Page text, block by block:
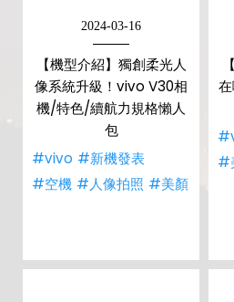
2024-03-16
【機型介紹】獨創柔光人
像系統升級！vivo V30相
機/特色/續航力規格懶人
包
#vivo #新機發表
#空機 #人像拍照 #美顏
#